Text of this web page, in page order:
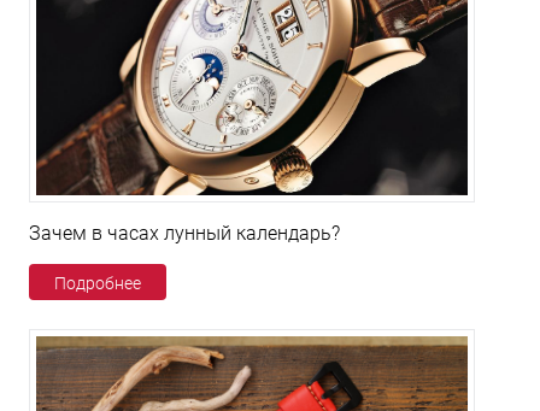
Зачем в часах лунный календарь?
Подробнее